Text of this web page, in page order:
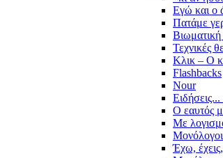
Εγώ και ο
Πατάμε
Τεχνικές
Κλικ – Ο
Flashbacks
Nour
Ο εαυτός
Με
Έχω,